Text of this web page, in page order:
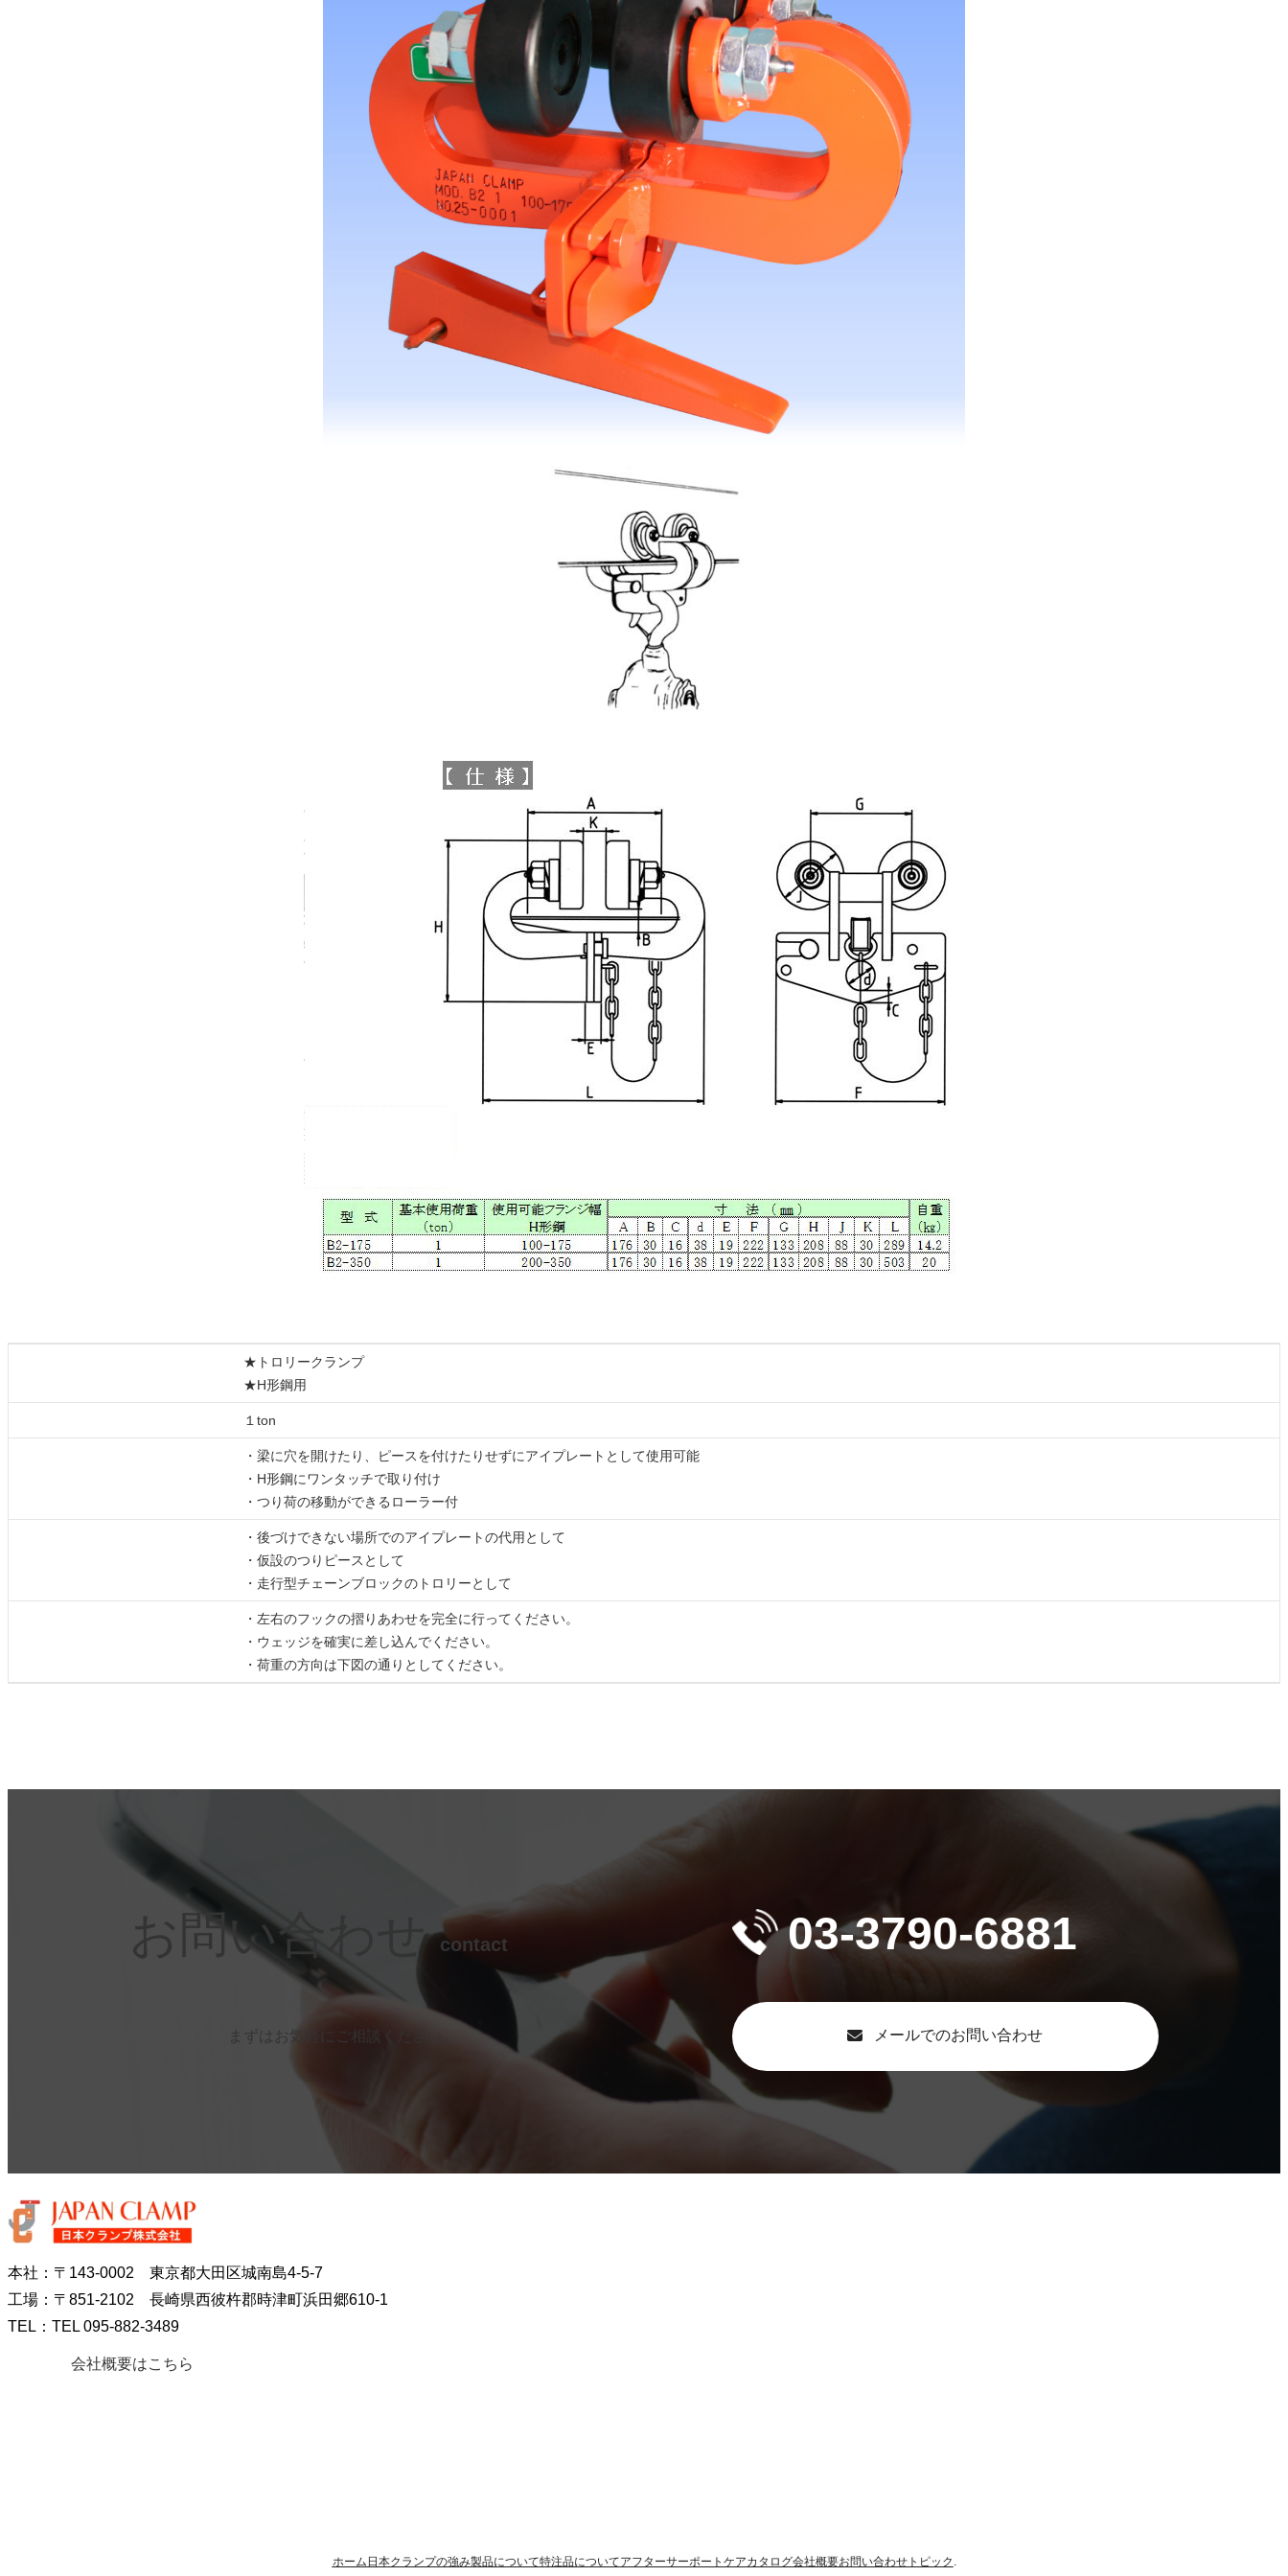
★トロリークランプ
★H形鋼用
１ton
・梁に穴を開けたり、ピースを付けたりせずにアイプレートとして使用可能
・H形鋼にワンタッチで取り付け
・つり荷の移動ができるローラー付
・後づけできない場所でのアイプレートの代用として
・仮設のつりピースとして
・走行型チェーンブロックのトロリーとして
・左右のフックの摺りあわせを完全に行ってください。
・ウェッジを確実に差し込んでください。
・荷重の方向は下図の通りとしてください。
お問い合わせcontact 03-3790-6881
まずはお気軽にご相談ください。 メールでのお問い合わせ
本社：〒143-0002 東京都大田区城南島4-5-7
工場：〒851-2102 長崎県西彼杵郡時津町浜田郷610-1
TEL：TEL 095-882-3489
会社概要はこちら
ホーム 日本クランプの強み製品について特注品についてアフターサーポートケアカタログ会社概要お問い合わせトピック